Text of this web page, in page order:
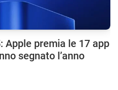
Apple premia le 17 app
segnato l’anno